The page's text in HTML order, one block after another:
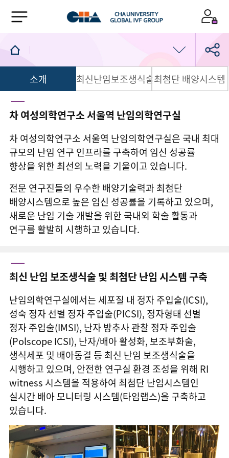
난임검사
배란검사 및 치료
인공수정
시험관아기 시술
착상전 유전검사
습관성유산
다낭성 난소증후군
자궁경/복강경
남성난임
난임바로알기
주사안내
소개 최신난임보조생식술최첨단 배양시스템
차 여성의학연구소 서울역 난임의학연구실
차 여성의학연구소 서울역 난임의학연구실은 국내 최대
규모의 난임 연구 인프라를 구축하여 임신 성공률
향상을 위한 최선의 노력을 기울이고 있습니다.
전문 연구진들의 우수한 배양기술력과 최첨단
배양시스템으로 높은 임신 성공률을 기록하고 있으며,
새로운 난임 기술 개발을 위한 국내외 학술 활동과
연구를 활발히 시행하고 있습니다.
최신 난임 보조생식술 및 최첨단 난임 시스템 구축
난임의학연구실에서는 세포질 내 정자 주입술(ICSI),
성숙 정자 선별 정자 주입술(PICSI), 정자형태 선별
정자 주입술(IMSI), 난자 방추사 관찰 정자 주입술
(Polscope ICSI), 난자/배아 활성화, 보조부화술,
생식세포 및 배아동결 등 최신 난임 보조생식술을
시행하고 있으며, 안전한 연구실 환경 조성을 위해 RI
witness 시스템을 적용하여 최첨단 난임시스템인
실시간 배아 모니터링 시스템(타임랩스)을 구축하고
있습니다.